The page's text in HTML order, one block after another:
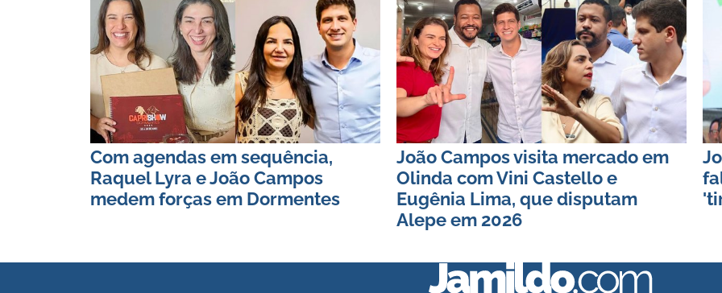
Com agendas em sequência,
Raquel Lyra e João Campos
medem forças em Dormentes
João Campos visita mercado em
Olinda com Vini Castello e
Eugênia Lima, que disputam
Alepe em 2026